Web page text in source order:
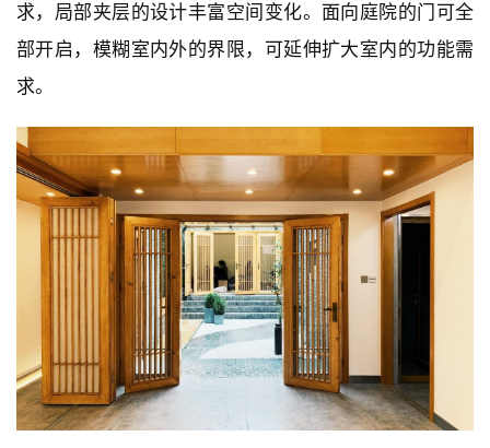
求，局部夹层的设计丰富空间变化。面向庭院的门可全
部开启，模糊室内外的界限，可延伸扩大室内的功能需
求。